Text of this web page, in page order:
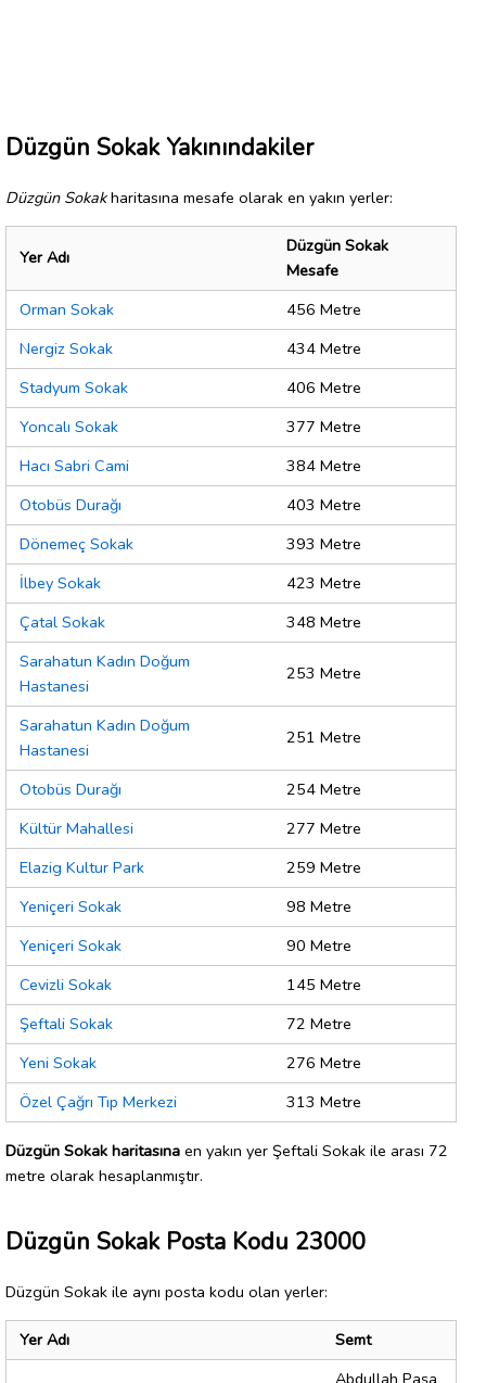
Düzgün Sokak Yakınındakiler
Düzgün Sokakharitasına mesafe olarak en yakın yerler:
Yer Adı
Düzgün Sokak
Mesafe
Orman Sokak
456 Metre
Nergiz Sokak
434 Metre
Stadyum Sokak
406 Metre
Yoncalı Sokak
377 Metre
Hacı Sabri Cami
384 Metre
Otobüs Durağı
403 Metre
Dönemeç Sokak
393 Metre
İlbey Sokak
423 Metre
Çatal Sokak
348 Metre
Sarahatun Kadın Doğum
Hastanesi
253 Metre
Sarahatun Kadın Doğum
Hastanesi
251 Metre
Otobüs Durağı
254 Metre
Kültür Mahallesi
277 Metre
Elazig Kultur Park
259 Metre
Yeniçeri Sokak
98 Metre
Yeniçeri Sokak
90 Metre
Cevizli Sokak
145 Metre
Şeftali Sokak
72 Metre
Yeni Sokak
276 Metre
Özel Çağrı Tıp Merkezi
313 Metre
Düzgün Sokak haritasına en yakın yer Şeftali Sokak ile arası 72
metre olarak hesaplanmıştır.
Düzgün Sokak Posta Kodu 23000
Düzgün Sokak ile aynı posta kodu olan yerler:
Yer Adı Semt